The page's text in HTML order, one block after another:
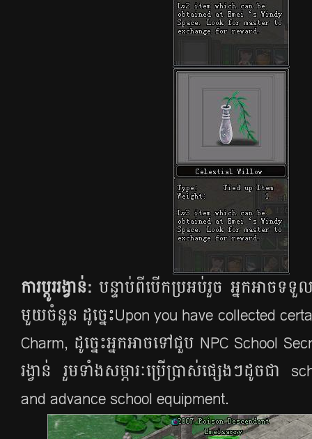
ការប្តូររង្វាន់: បន្ទាប់ពីបើកប្រអប់រួច អ្នកអាចទទួ
មួយចំនួន​ ដូច្នេះUpon you have collected
Charm, ដូច្នេះអ្នកអាចទៅជួប NPC School
រង្វាន់ រួមទាំងសម្ភារៈប្រើប្រាស់ផ្សេងៗដូចជា
and advance school equipment.